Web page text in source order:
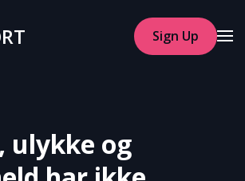
content
Sign Up
ulykke og